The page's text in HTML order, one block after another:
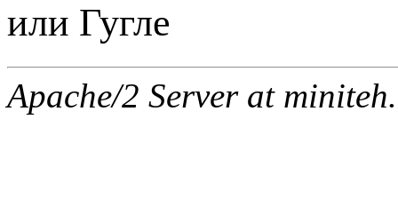
или Гугле
Apache/2 Server at